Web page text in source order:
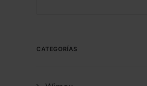
CATEGORÍAS